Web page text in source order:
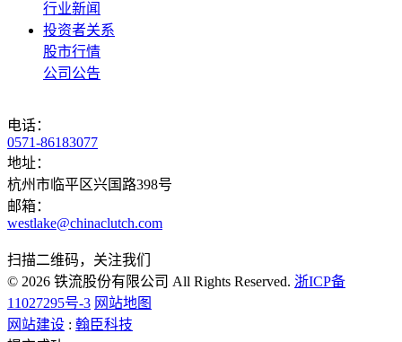
行业新闻
投资者关系
股市行情
公司公告
电话：
0571-86183077
地址：
杭州市临平区兴国路398号
邮箱：
westlake@chinaclutch.com
扫描二维码，关注我们
© 2026 铁流股份有限公司 All Rights Reserved. 浙ICP备
11027295号-3 网站地图
网站建设 : 翰臣科技